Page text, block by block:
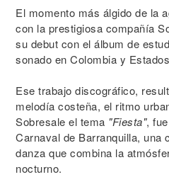
El momento más álgido de la
con la prestigiosa compañía
su debut con el álbum de
sonado en Colombia y
Ese trabajo discográfico,
melodía costeña, el ritmo
Sobresale el tema "Fiesta",
Carnaval de Barranquilla, una
danza que combina la
nocturno.